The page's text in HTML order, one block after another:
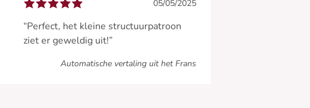
05/05/2025
“Perfect, het kleine structuurpatroon
ziet er geweldig uit!”
Automatische vertaling uit het Frans